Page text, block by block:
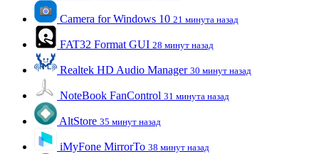
Camera for Windows 10 21 минута назад
FAT32 Format GUI 28 минут назад
Realtek HD Audio Manager 30 минут назад
NoteBook FanControl 31 минута назад
AltStore 35 минут назад
iMyFone MirrorTo 38 минут назад